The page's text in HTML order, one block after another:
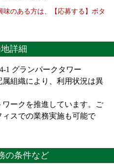
のある方は、【応募する】ボタ
詳細
1 グランパークタワー
組織により、利用状況は異
ークを推進しています。ご
スでの業務実施も可能で
の条件など